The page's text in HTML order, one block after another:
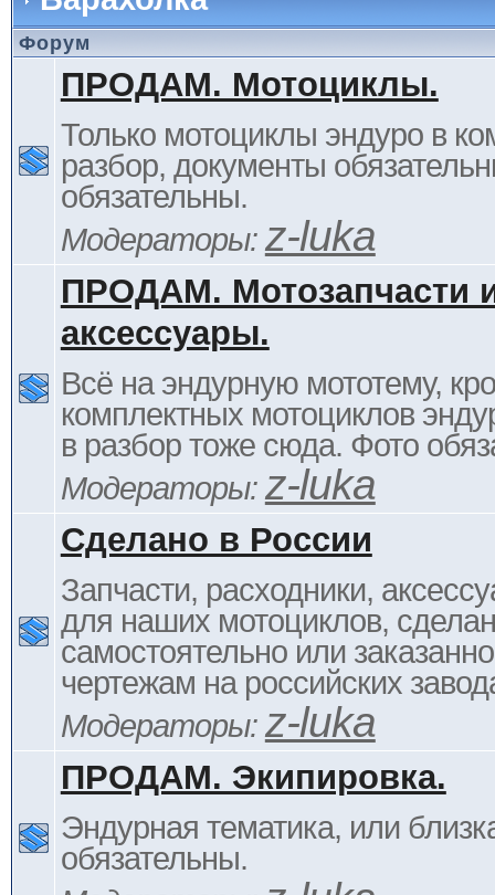
Форум
ПРОДАМ. Мотоциклы.
Только мотоциклы эндуро в
разбор, документы
обязательны.
Модераторы: z-luka
ПРОДАМ. Мотозапчасти
аксессуары.
Всё на эндурную мототему,
комплектных мотоциклов
в разбор тоже сюда. Фото
Модераторы: z-luka
Сделано в России
Запчасти, расходники,
для наших мотоциклов,
самостоятельно или
чертежам на российских
Модераторы: z-luka
ПРОДАМ. Экипировка.
Эндурная тематика, или
обязательны.